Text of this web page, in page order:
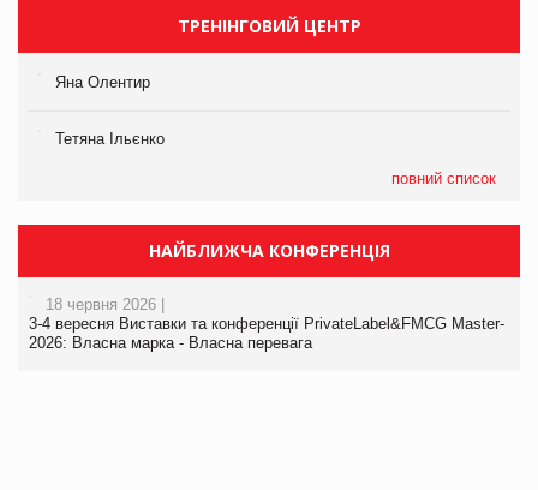
ТРЕНІНГОВИЙ ЦЕНТР
Яна Олентир
Тетяна Ільєнко
повний список
НАЙБЛИЖЧА КОНФЕРЕНЦІЯ
18 червня 2026 |
3-4 вересня Виставки та конференції PrivateLabel&FMCG Master-
2026: Власна марка - Власна перевага